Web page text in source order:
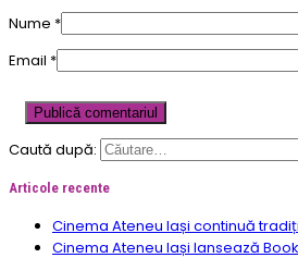
Nume *
Email *
Caută după:
Articole recente
Cinema Ateneu Iași continuă
Cinema Ateneu Iași lansează